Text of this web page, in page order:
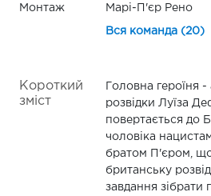
Монтаж Марі-П'єр Рено
Вся команда (20)
Короткий
зміст
Головна героїня -
розвідки Луїза
повертається до
чоловіка
братом П'єром,
британську
завдання зібрати